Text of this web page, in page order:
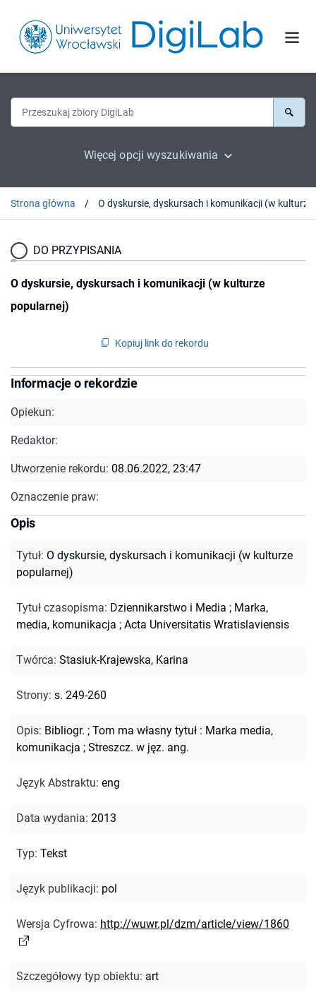
Więcej opcji wyszukiwania
Strona główna
DO PRZYPISANIA
O dyskursie, dyskursach i komunikacji (w kulturze
popularnej)
Kopiuj link do rekordu
Informacje o rekordzie
Opiekun:
Redaktor:
Utworzenie rekordu: 08.06.2022, 23:47
Oznaczenie praw:
Opis
Tytuł: O dyskursie, dyskursach i komunikacji (w kulturze
popularnej)
Tytuł czasopisma: Dziennikarstwo i Media ; Marka,
media, komunikacja ; Acta Universitatis Wratislaviensis
Twórca: Stasiuk-Krajewska, Karina
Strony: s. 249-260
Opis: Bibliogr. ; Tom ma własny tytuł : Marka media,
komunikacja ; Streszcz. w jęz. ang.
Język Abstraktu: eng
Data wydania: 2013
Typ: Tekst
Język publikacji: pol
Wersja Cyfrowa: http://wuwr.pl/dzm/article/view/1860
Szczegółowy typ obiektu: art